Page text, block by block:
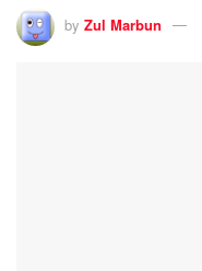
by Zul Marbun